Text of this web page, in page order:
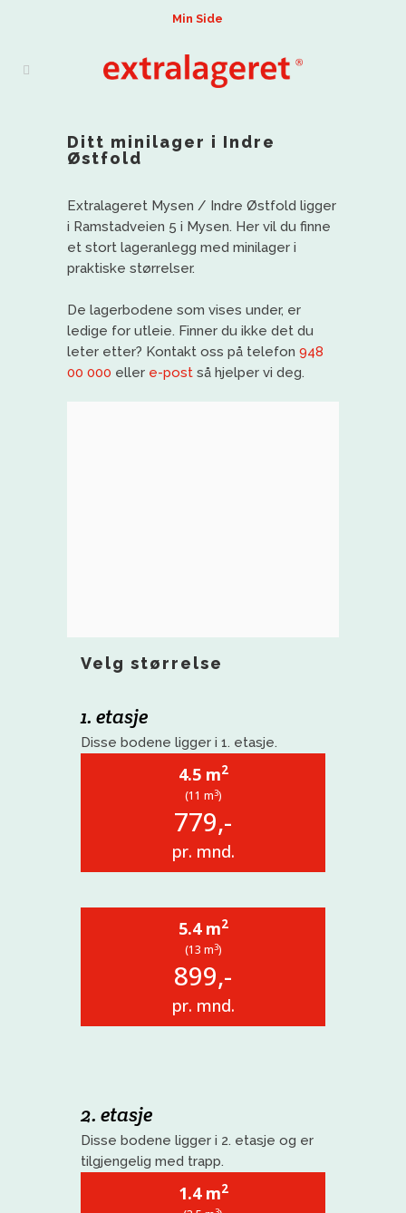
Min Side
Ditt minilager i Indre
Østfold
Extralageret Mysen / Indre Østfold ligger
i Ramstadveien 5 i Mysen. Her vil du finne
et stort lageranlegg med minilager i
praktiske størrelser.
De lagerbodene som vises under, er
ledige for utleie. Finner du ikke det du
leter etter? Kontakt oss på telefon 948
00 000 eller e-post så hjelper vi deg.
Velg størrelse
1. etasje
Disse bodene ligger i 1. etasje.
4.5 m2
(11 m3)
779,-
pr. mnd.
5.4 m2
(13 m3)
899,-
pr. mnd.
2. etasje
Disse bodene ligger i 2. etasje og er
tilgjengelig med trapp.
1.4 m2